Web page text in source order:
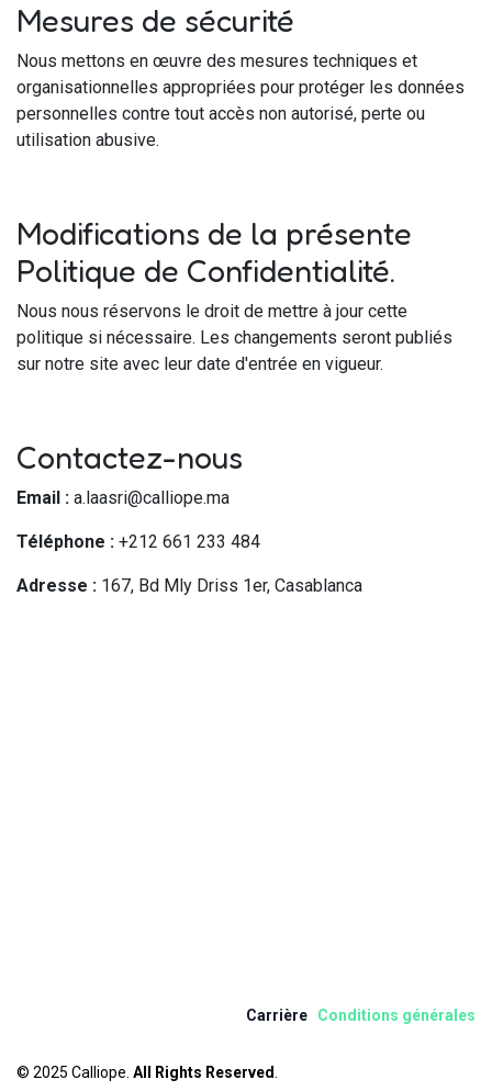
Mesures de sécurité
Nous mettons en œuvre des mesures techniques et
organisationnelles appropriées pour protéger les données
personnelles contre tout accès non autorisé, perte ou
utilisation abusive.
Modifications de la présente
Politique de Confidentialité.
Nous nous réservons le droit de mettre à jour cette
politique si nécessaire. Les changements seront publiés
sur notre site avec leur date d'entrée en vigueur.
Contactez-nous
Email : a.laasri@calliope.ma
Téléphone : +212 661 233 484
Adresse : 167, Bd Mly Driss 1er, Casablanca
© 2025 Calliope. All Rights Reserved
Carrière Condition​s​ ​ générales